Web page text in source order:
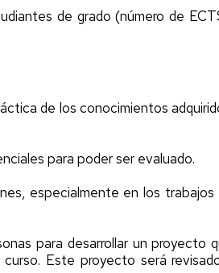
de grado (número de
de los conocimientos
para poder ser evaluado.
especialmente en los trabajos
para desarrollar un proyecto
Este proyecto será